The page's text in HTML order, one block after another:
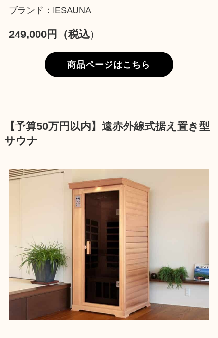
ブランド：IESAUNA
249,000円（税込）
商品ページはこちら
【予算50万円以内】遠赤外線式据え置き型
サウナ